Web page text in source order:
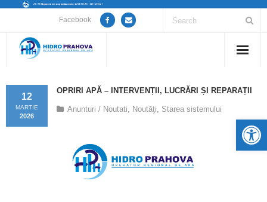
Facebook
Despre noi
OPRIRI APĂ – INTERVENȚII, LUCRĂRI ȘI REPARAȚII
12
MARTIE
2026
Anunturi / Noutati, Noutăţi, Starea sistemului